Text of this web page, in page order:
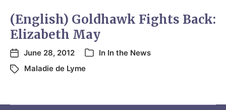
(English) Goldhawk Fights Back:
Elizabeth May
June 28, 2012 In In the News
Maladie de Lyme